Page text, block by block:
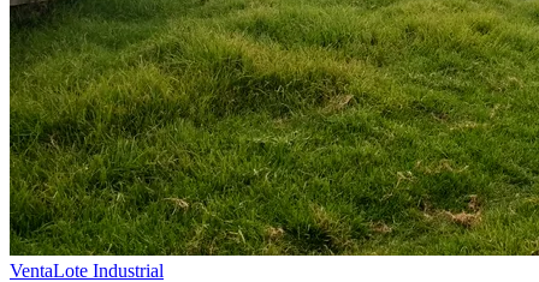
VentaLote Industrial